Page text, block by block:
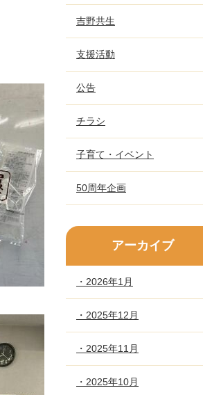
吉野共生
支援活動
公告
チラシ
子育て・イベント
50周年企画
アーカイブ
・2026年1月
・2025年12月
・2025年11月
・2025年10月